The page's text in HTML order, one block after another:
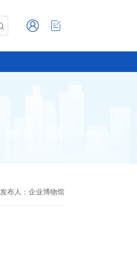
发布人： 企业博物馆